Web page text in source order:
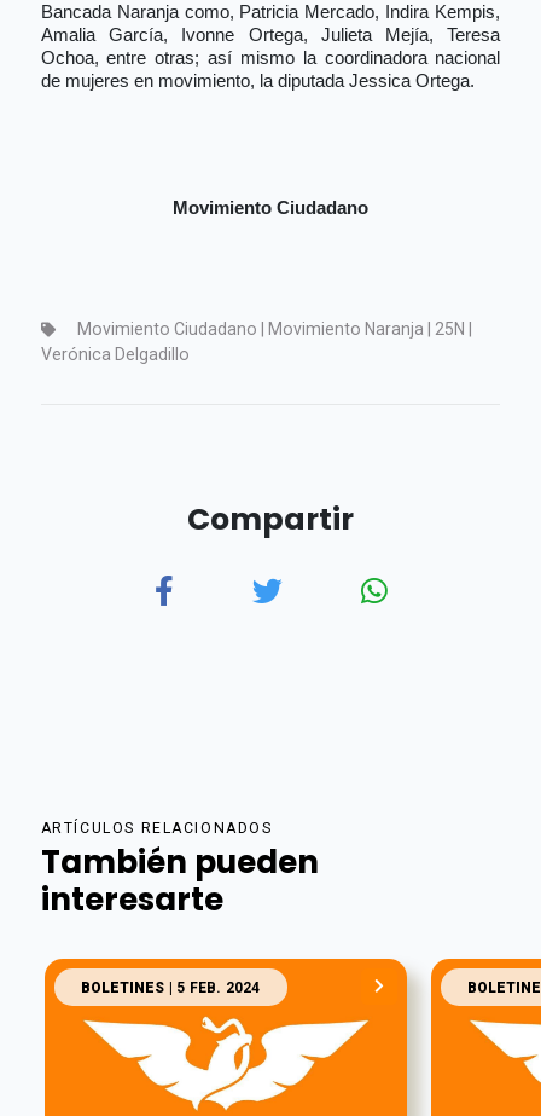
Bancada Naranja como, Patricia Mercado, Indira Kempis,
Amalia García, Ivonne Ortega, Julieta Mejía, Teresa
Ochoa, entre otras; así mismo la coordinadora nacional
de mujeres en movimiento, la diputada Jessica Ortega.
Movimiento Ciudadano
Movimiento Ciudadano | Movimiento Naranja | 25N |
Verónica Delgadillo
Compartir
ARTÍCULOS RELACIONADOS
También pueden
interesarte
BOLETINES | 5 FEB. 2024